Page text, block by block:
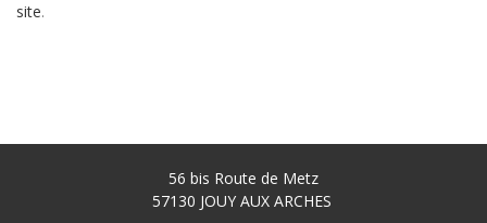
site.
56 bis Route de Metz
57130 JOUY AUX ARCHES